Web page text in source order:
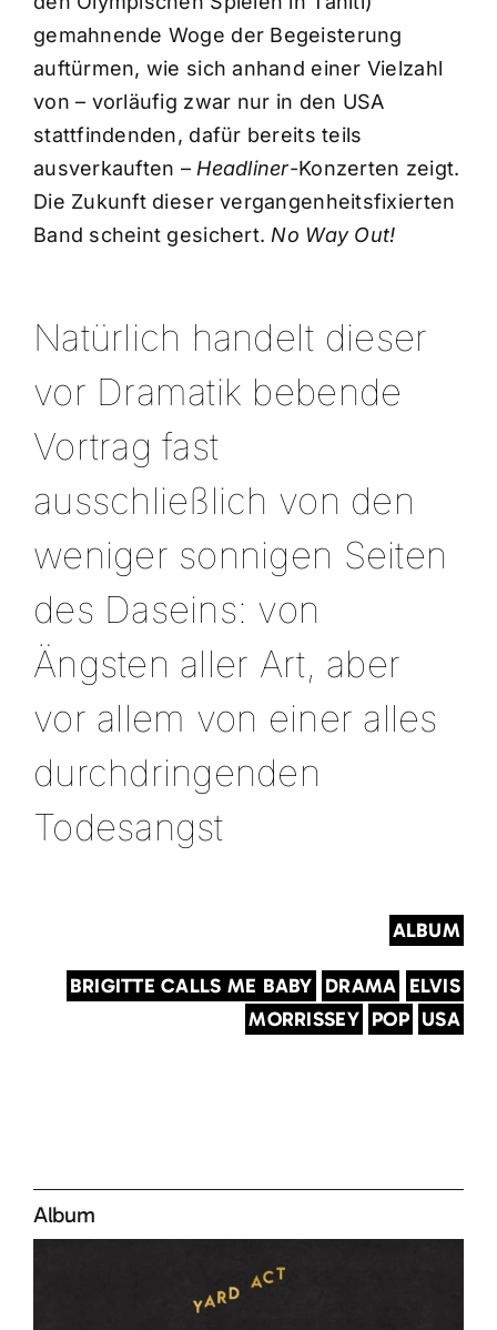
gemahnende Woge der Begeisterung
auftürmen, wie sich anhand einer Vielzahl
von – vorläufig zwar nur in den USA
stattfindenden, dafür bereits teils
ausverkauften –Headliner-Konzerten zeigt.
Die Zukunft dieser vergangenheitsfixierten
Band scheint gesichert.No Way Out!
Natürlich handelt dieser
vor Dramatik bebende
Vortrag fast
ausschließlich von den
weniger sonnigen Seiten
des Daseins: von
Ängsten aller Art, aber
vor allem von einer alles
durchdringenden
Todesangst
ALBUM
BRIGITTE CALLS ME BABY DRAMA ELVIS
MORRISSEY POP USA
Album